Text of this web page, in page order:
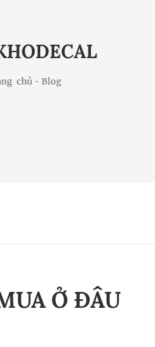
chủ - Blog
Ở ĐÂU